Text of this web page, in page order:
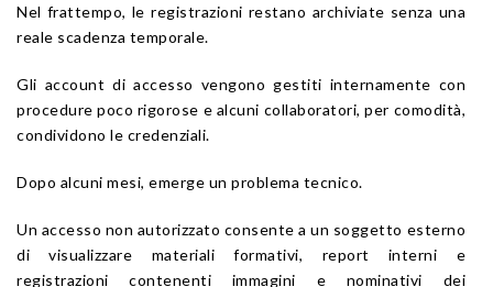
Nel frattempo, le registrazioni restano archiviate senza una
reale scadenza temporale.
Gli account di accesso vengono gestiti internamente con
procedure poco rigorose e alcuni collaboratori, per comodità,
condividono le credenziali.
Dopo alcuni mesi, emerge un problema tecnico.
Un accesso non autorizzato consente a un soggetto esterno
di visualizzare materiali formativi, report interni e
registrazioni contenenti immagini e nominativi dei